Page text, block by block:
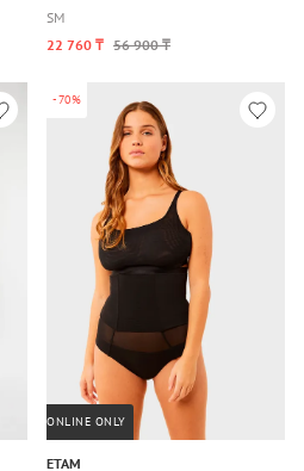
SM
22 760 ₸ 56 900 ₸
-70%
ONLINE ONLY
ETAM